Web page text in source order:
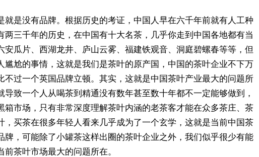
是没有品牌。根据历史的考证，中国人早在六千年前就有人工种
三千年的历史，在中国有十大名茶，几乎你走到中国各地都有当
瓜片、西湖龙井、庐山云雾、福建铁观音、洞庭碧螺春等等，但
尴尬的事情，这就是我们是茶叶的原产国，中国的茶叶企业不下万
不过一个英国品牌立顿。其实，这就是中国茶叶产业最大的问题所
致一个人从喝茶到精通没有数年甚至数十年都不一定能够做到，
市场，只有非常深度理解茶叶内涵的老茶客才能在众多茶庄、茶
买茶在很多年轻人看来几乎成为了一个玄学，这就是当前中国茶
，可能除了小罐茶这样出圈的茶叶企业之外，我们似乎很少有能
茶叶市场最大的问题所在。